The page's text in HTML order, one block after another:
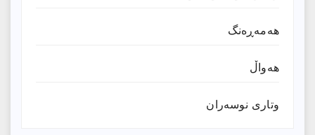
هەمەڕەنگ
هەواڵ
وتارى نوسەران